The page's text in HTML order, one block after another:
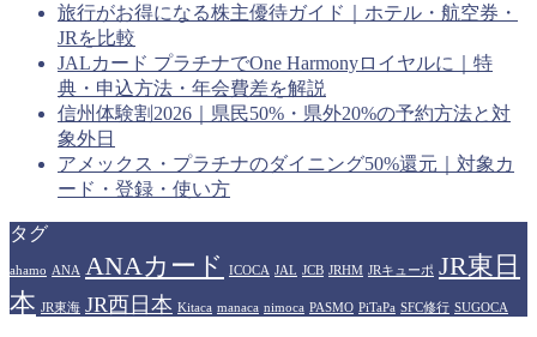
旅行がお得になる株主優待ガイド｜ホテル・航空券・
JRを比較
JALカード プラチナでOne Harmonyロイヤルに｜特
典・申込方法・年会費差を解説
信州体験割2026｜県民50%・県外20%の予約方法と対
象外日
アメックス・プラチナのダイニング50%還元｜対象カ
ード・登録・使い方
タグ
ahamo ANA ANAカード ICOCA JAL JCB JRHM JRキューポ JR東日
本 JR東海 JR西日本 Kitaca manaca nimoca PASMO PiTaPa SFC修行 SUGOCA